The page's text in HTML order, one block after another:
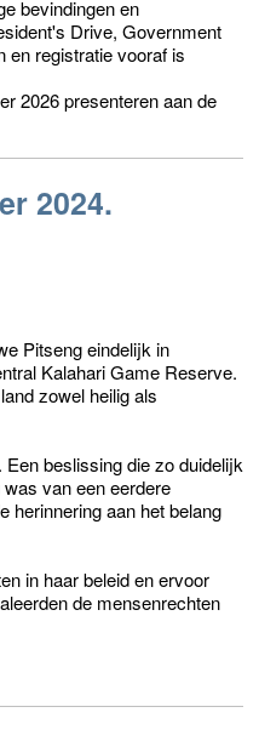
bevindingen en
Drive, Government
en registratie vooraf is
2026 presenteren aan de
2024.
Pitseng eindelijk in
Kalahari Game Reserve.
zowel heilig als
beslissing die zo duidelijk
van een eerdere
herinnering aan het belang
in haar beleid en ervoor
de mensenrechten